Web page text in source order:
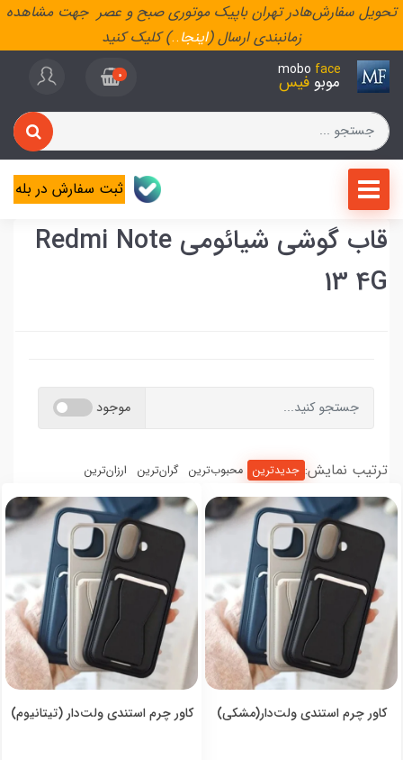
تحویل سفارش‌هادر تهران باپیک موتوری صبح و عصر جهت مشاهده
زمانبندی ارسال (اینجا..) کلیک کنید
mobo face
موبو فیس 0
ثبت سفارش در بله
قاب گوشی شیائومی Redmi Note
13 4G
موجود
ترتیب نمایش: جدیدترین محبوب‌ترین گران‌ترین ارزان‌ترین
کاور چرم استندی ولت‌دار(مشکی) کاور چرم استندی ولت‌دار (تیتانیوم)